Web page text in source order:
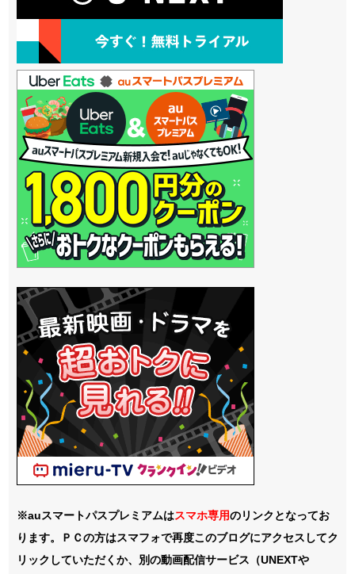
※auスマートパスプレミアムはスマホ専用のリンクとなってお
ります。ＰＣの方はスマフォで再度このブログにアクセスしてク
リックしていただくか、別の動画配信サービス（UNEXTや